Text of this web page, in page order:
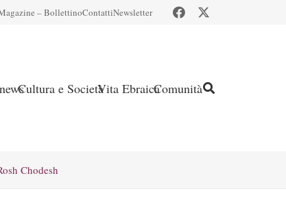
– BollettinoContattiNewsletter
Cultura e SocietàVita EbraicaComunità
Chodesh